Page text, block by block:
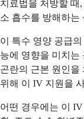
치료법을 처방할 때
소 흡수를 방해하는
이 특수 영양 공급
능에 영향을 미치는
곤란의 근본 원인을
위해 이 IV 지원을
어떤 경우에는 이